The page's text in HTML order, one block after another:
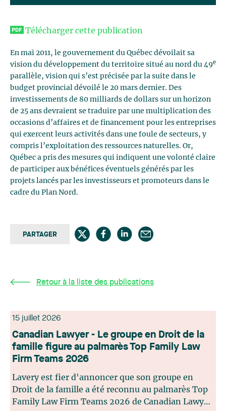
Télécharger cette publication
En mai 2011, le gouvernement du Québec dévoilait sa
vision du développement du territoire situé au nord du 49e
parallèle, vision qui s’est précisée par la suite dans le
budget provincial dévoilé le 20 mars dernier. Des
investissements de 80 milliards de dollars sur un horizon
de 25 ans devraient se traduire par une multiplication des
occasions d’affaires et de financement pour les entreprises
qui exercent leurs activités dans une foule de secteurs, y
compris l’exploitation des ressources naturelles. Or,
Québec a pris des mesures qui indiquent une volonté claire
de participer aux bénéfices éventuels générés par les
projets lancés par les investisseurs et promoteurs dans le
cadre du Plan Nord.
PARTAGER
Retour à la liste des publications
15 juillet 2026
Canadian Lawyer - Le groupe en Droit de la
famille figure au palmarès Top Family Law
Firm Teams 2026
Lavery est fier d'annoncer que son groupe en
Droit de la famille a été reconnu au palmarès Top
Family Law Firm Teams 2026 de Canadian Lawyer.